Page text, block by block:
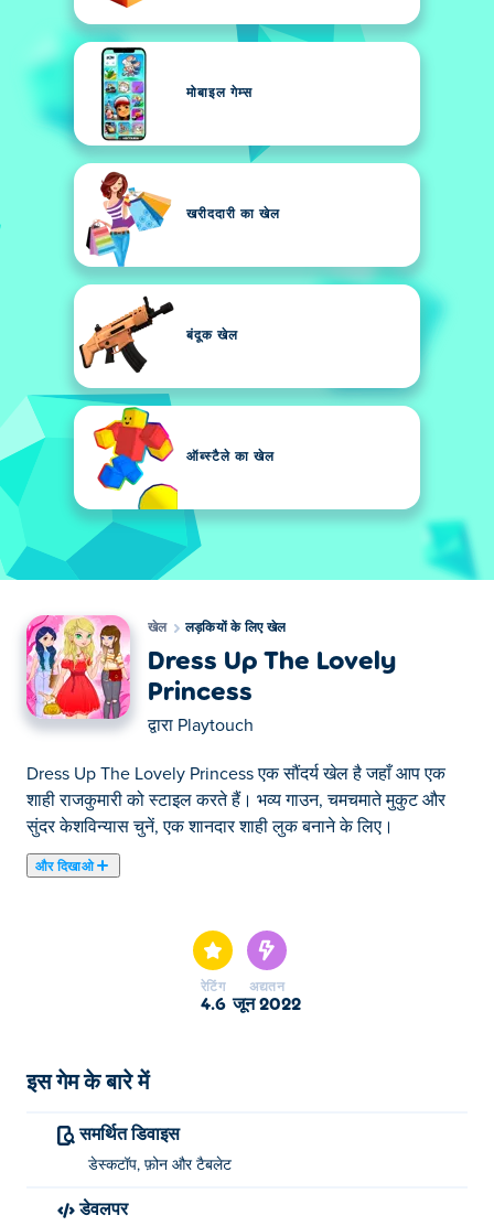
मोबाइल गेम्स
खरीददारी का खेल
बंदूक खेल
ऑब्स्टैले का खेल
खेल लड़कियों के लिए खेल
Dress Up The Lovely
Princess
द्वारा Playtouch
Dress Up The Lovely Princess एक सौंदर्य खेल है जहाँ आप एक
शाही राजकुमारी को स्टाइल करते हैं। भव्य गाउन, चमचमाते मुकुट और
सुंदर केशविन्यास चुनें, एक शानदार शाही लुक बनाने के लिए।
और दिखाओ
रेटिंग
4.6
अद्यतन
जून 2022
इस गेम के बारे में
समर्थित डिवाइस
डेस्कटॉप, फ़ोन और टैबलेट
डेवलपर